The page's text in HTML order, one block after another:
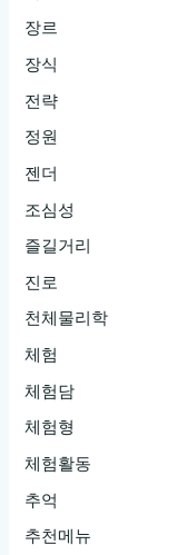
장르
장식
전략
정원
젠더
조심성
즐길거리
진로
천체물리학
체험
체험담
체험형
체험활동
추억
추천메뉴